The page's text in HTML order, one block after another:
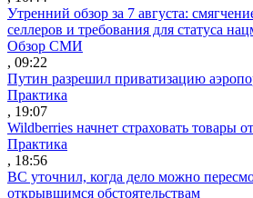
Утренний обзор за 7 августа:
селлеров и требования для статуса
Обзор СМИ
, 09:22
Путин разрешил приватизацию
Практика
, 19:07
Wildberries начнет страховать товары
Практика
, 18:56
ВС уточнил, когда дело можно
открывшимся обстоятельствам